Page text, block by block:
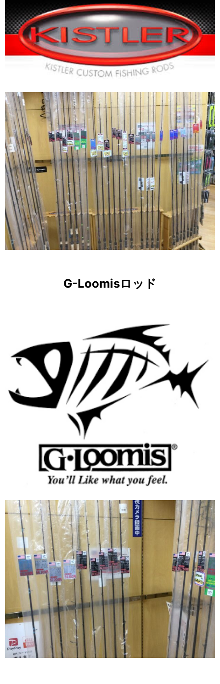
G-Loomisロッド